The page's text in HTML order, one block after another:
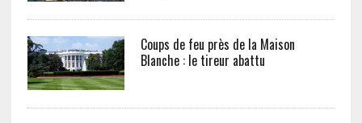
Coups de feu près de la Maison
Blanche : le tireur abattu